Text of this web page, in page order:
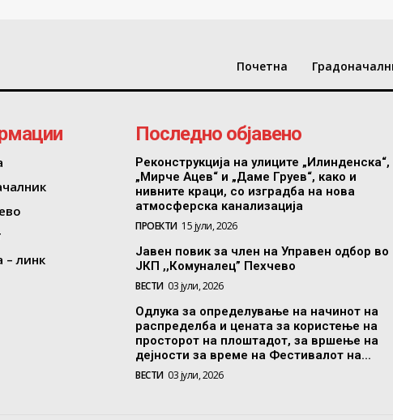
Почетна
– линк
Последно објавено
Реконструкција на улиците „Илинденска“,
„Мирче Ацев“ и „Даме Груев“, како и
нивните краци, со изградба на нова
атмосферска канализација
ПРОЕКТИ 15 јули, 2026
Јавен повик за член на Управен одбор во
ЈКП ,,Комуналец” Пехчево
ВЕСТИ 03 јули, 2026
Одлука за определување на начинот на
распределба и цената за користење на
просторот на плоштадот, за вршење на
дејности за време на Фестивалот на...
ВЕСТИ 03 јули, 2026